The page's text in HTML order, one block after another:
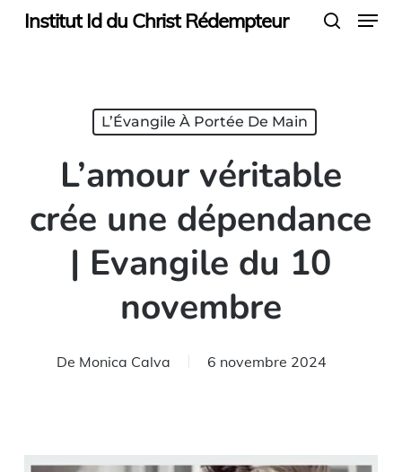
SkipInstitut Id du Christ Rédempteur Menu
L’Évangile À Portée De Main
L’amour véritable
crée une dépendance
| Evangile du 10
novembre
De Monica Calva 6 novembre 2024